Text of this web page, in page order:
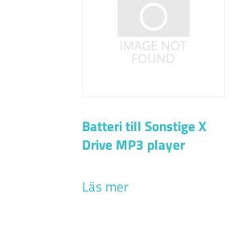
Batteri till Sonstige X
Drive MP3 player
Läs mer